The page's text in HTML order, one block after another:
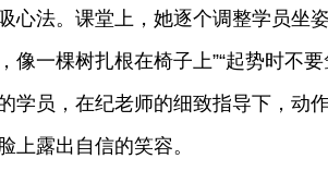
心法。课堂上，她逐个调整学员坐
像一棵树扎根在椅子上”“起势时不
学员，在纪老师的细致指导下，动
上露出自信的笑容。